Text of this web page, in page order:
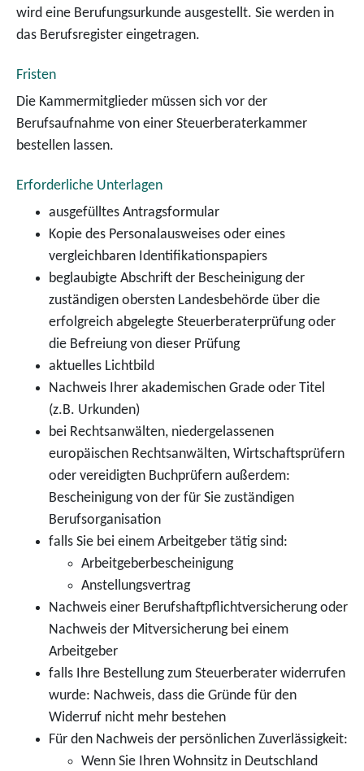
wird eine Berufungsurkunde ausgestellt. Sie werden in
das Berufsregister eingetragen.
Fristen
Die Kammermitglieder müssen sich vor der
Berufsaufnahme von einer Steuerberaterkammer
bestellen lassen.
Erforderliche Unterlagen
ausgefülltes Antragsformular
Kopie des Personalausweises oder eines
vergleichbaren Identifikationspapiers
beglaubigte Abschrift der Bescheinigung der
zuständigen obersten Landesbehörde über die
erfolgreich abgelegte Steuerberaterprüfung oder
die Befreiung von dieser Prüfung
aktuelles Lichtbild
Nachweis Ihrer akademischen Grade oder Titel
(z.B. Urkunden)
bei Rechtsanwälten, niedergelassenen
europäischen Rechtsanwälten, Wirtschaftsprüfern
oder vereidigten Buchprüfern außerdem:
Bescheinigung von der für Sie zuständigen
Berufsorganisation
falls Sie bei einem Arbeitgeber tätig sind:
Arbeitgeberbescheinigung
Anstellungsvertrag
Nachweis einer Berufshaftpflichtversicherung oder
Nachweis der Mitversicherung bei einem
Arbeitgeber
falls Ihre Bestellung zum Steuerberater widerrufen
wurde: Nachweis, dass die Gründe für den
Widerruf nicht mehr bestehen
Für den Nachweis der persönlichen Zuverlässigkeit:
Wenn Sie Ihren Wohnsitz in Deutschland